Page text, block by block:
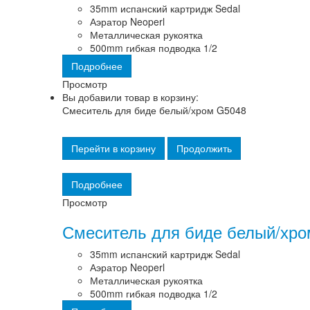
35mm испанский картридж Sedal
Аэратор Neoperl
Металлическая рукоятка
500mm гибкая подводка 1/2
Подробнее
Просмотр
Вы добавили товар в корзину:
Смеситель для биде белый/хром G5048
Перейти в корзину Продолжить
Подробнее
Просмотр
Смеситель для биде белый/
35mm испанский картридж Sedal
Аэратор Neoperl
Металлическая рукоятка
500mm гибкая подводка 1/2